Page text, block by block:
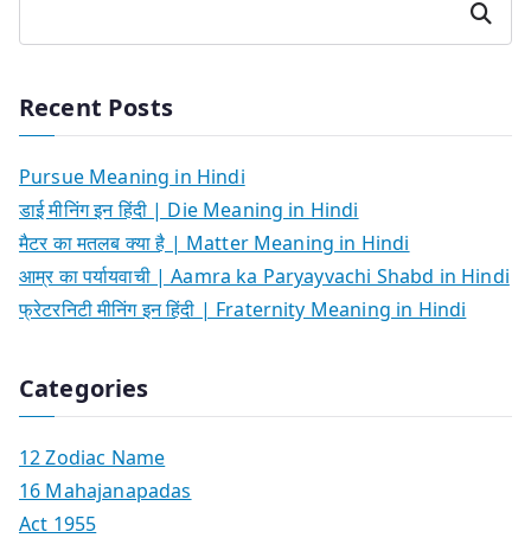
Search
Recent Posts
Pursue Meaning in Hindi
डाई मीनिंग इन हिंदी | Die Meaning in Hindi
मैटर का मतलब क्या है | Matter Meaning in Hindi
आम्र का पर्यायवाची | Aamra ka Paryayvachi Shabd in Hindi
फ्रेटरनिटी मीनिंग इन हिंदी | Fraternity Meaning in Hindi
Categories
12 Zodiac Name
16 Mahajanapadas
Act 1955